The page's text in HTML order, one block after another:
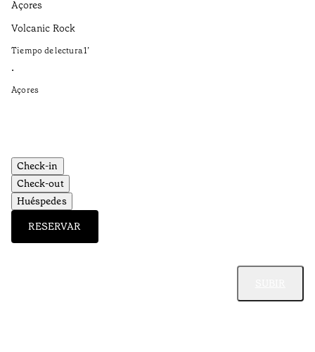
Açores
Volcanic Rock
Tiempo de lectura1’
•
Açores
Check-in
Check-out
Huéspedes
RESERVAR